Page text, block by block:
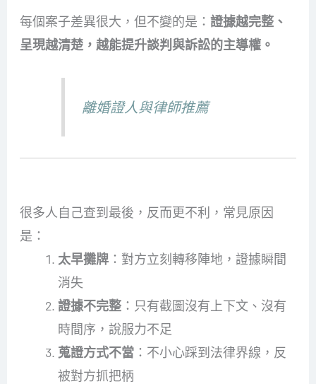
每個案子差異很大，但不變的是： 證據越完整、
呈現越清楚，越能提升談判與訴訟的主導權。
離婚證人與律師推薦
很多人自己查到最後，反而更不利，常見原因
是：
太早攤牌：對方立刻轉移陣地，證據瞬間
消失
證據不完整：只有截圖沒有上下文、沒有
時間序，說服力不足
蒐證方式不當：不小心踩到法律界線，反
被對方抓把柄